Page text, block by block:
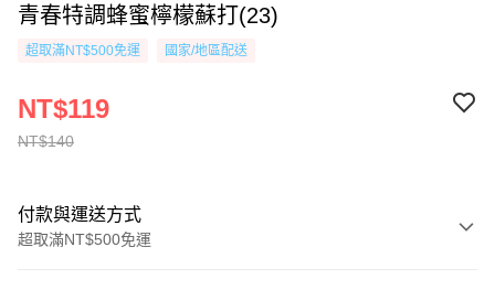
青春特調蜂蜜檸檬蘇打(23)
超取滿NT$500免運 國家/地區配送
NT$140
NT$119
付款與運送方式
超取滿NT$500免運